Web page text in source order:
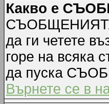
Какво е
СЪОБЩЕНИЯТА
да ги четете
горе на всяка
да пуска
Върнете се в